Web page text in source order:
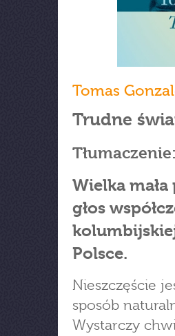
Tomas
Trudne
Wielka
głos
Polsce.
Nieszczęście
sposób
Wystarczy